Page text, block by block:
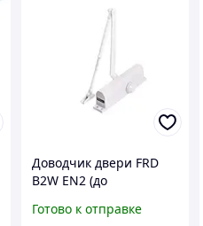
Доводчик двери FRD
B2W EN2 (до
9016)
Готово к отправке